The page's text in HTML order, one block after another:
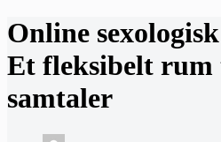
Online
Et fleksibelt
samtaler